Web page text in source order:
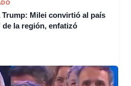
Milei convirtió al país
la región, enfatizó